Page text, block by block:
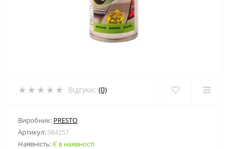
Відгуки: (0)
Виробник: PRESTO
Артикул: 384257
Наявність:Є в наявності